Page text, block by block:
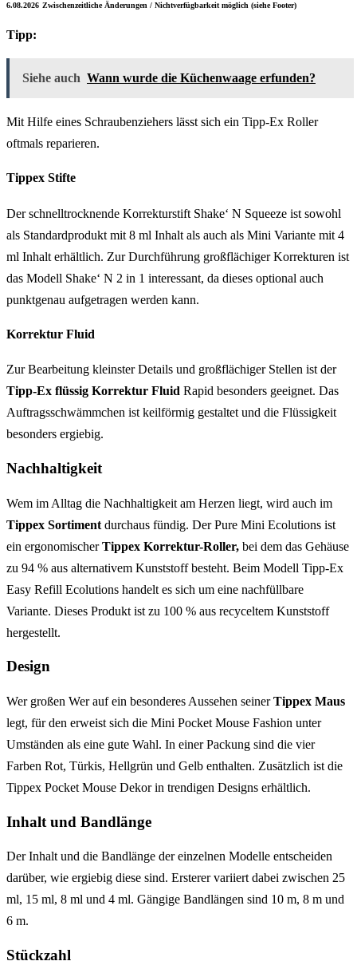
6.08.2026 Zwischenzeitliche Änderungen / Nichtverfügbarkeit möglich (siehe Footer)
Tipp:
Siehe auch Wann wurde die Küchenwaage erfunden?
Mit Hilfe eines Schraubenziehers lässt sich ein Tipp-Ex Roller
oftmals reparieren.
Tippex Stifte
Der schnelltrocknende Korrekturstift Shake‘ N Squeeze ist sowohl
als Standardprodukt mit 8 ml Inhalt als auch als Mini Variante mit 4
ml Inhalt erhältlich. Zur Durchführung großflächiger Korrekturen ist
das Modell Shake‘ N 2 in 1 interessant, da dieses optional auch
punktgenau aufgetragen werden kann.
Korrektur Fluid
Zur Bearbeitung kleinster Details und großflächiger Stellen ist der
Tipp-Ex flüssig Korrektur Fluid Rapid besonders geeignet. Das
Auftragsschwämmchen ist keilförmig gestaltet und die Flüssigkeit
besonders ergiebig.
Nachhaltigkeit
Wem im Alltag die Nachhaltigkeit am Herzen liegt, wird auch im
Tippex Sortiment durchaus fündig. Der Pure Mini Ecolutions ist
ein ergonomischerTippex Korrektur-Roller, bei dem das Gehäuse
zu 94 % aus alternativem Kunststoff besteht. Beim Modell Tipp-Ex
Easy Refill Ecolutions handelt es sich um eine nachfüllbare
Variante. Dieses Produkt ist zu 100 % aus recyceltem Kunststoff
hergestellt.
Design
Wer großen Wer auf ein besonderes Aussehen seinerTippex Maus
legt, für den erweist sich die Mini Pocket Mouse Fashion unter
Umständen als eine gute Wahl. In einer Packung sind die vier
Farben Rot, Türkis, Hellgrün und Gelb enthalten. Zusätzlich ist die
Tippex Pocket Mouse Dekor in trendigen Designs erhältlich.
Inhalt und Bandlänge
Der Inhalt und die Bandlänge der einzelnen Modelle entscheiden
darüber, wie ergiebig diese sind. Ersterer variiert dabei zwischen 25
ml, 15 ml, 8 ml und 4 ml. Gängige Bandlängen sind 10 m, 8 m und
6 m.
Stückzahl